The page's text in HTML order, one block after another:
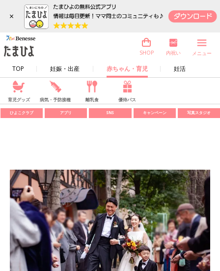
×
TOP 妊娠・出産 赤ちゃん・育児 妊活
SHOP 内祝い メニュー
育児グッズ 病気・予防接種 離乳食 優待パス
ひよこクラブ アプリ SNS キャンペーン 写真スタジオ